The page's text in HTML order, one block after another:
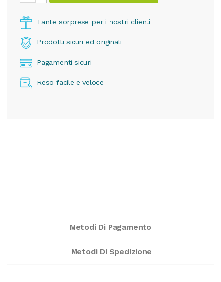
Tante sorprese per i nostri clienti
Prodotti sicuri ed originali
Pagamenti sicuri
Reso facile e veloce
Metodi Di Pagamento
Metodi Di Spedizione